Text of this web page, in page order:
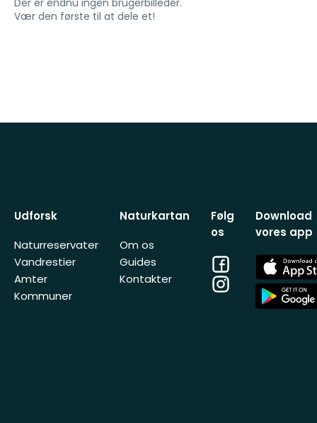
Vær den første til at dele et!
Udforsk
Naturreservater
Vandrestier
Amter
Kommuner
Naturkartan
Om os
Guides
Kontakter
Følg
os
Facebook
Instagram
Download
vores app
App
Store
App
Store